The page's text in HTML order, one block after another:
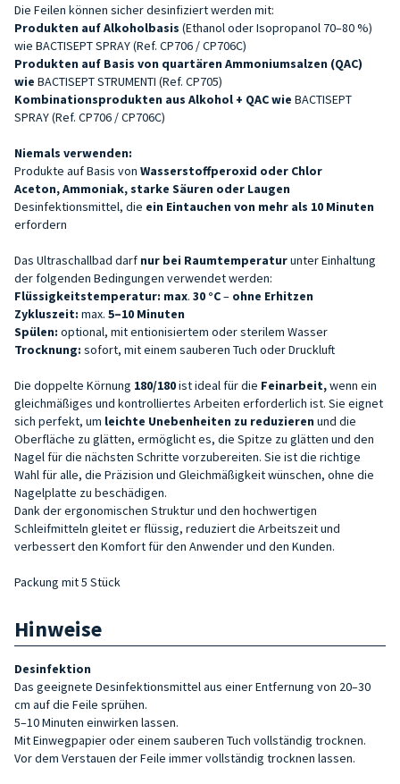
Die Feilen können sicher desinfiziert werden mit:
Produkten auf Alkoholbasis (Ethanol oder Isopropanol 70–80 %)
wie BACTISEPT SPRAY (Ref. CP706 / CP706C)
Produkten auf Basis von quartären Ammoniumsalzen (QAC)
wie BACTISEPT STRUMENTI (Ref. CP705)
Kombinationsprodukten aus Alkohol + QAC wie BACTISEPT
SPRAY (Ref. CP706 / CP706C)
Niemals verwenden:
Produkte auf Basis von Wasserstoffperoxid oder Chlor
Aceton, Ammoniak, starke Säuren oder Laugen
Desinfektionsmittel, die ein Eintauchen von mehr als 10 Minuten
erfordern
Das Ultraschallbad darf nur bei Raumtemperaturunter Einhaltung
der folgenden Bedingungen verwendet werden:
Flüssigkeitstemperatur: max. 30 °C– ohne Erhitzen
Zykluszeit: max. 5–10 Minuten
Spülen: optional, mit entionisiertem oder sterilem Wasser
Trocknung: sofort, mit einem sauberen Tuch oder Druckluft
Die doppelte Körnung 180/180ist ideal für die Feinarbeit,wenn ein
gleichmäßiges und kontrolliertes Arbeiten erforderlich ist. Sie eignet
sich perfekt, um leichte Unebenheiten zu reduzieren und die
Oberfläche zu glätten, ermöglicht es, die Spitze zu glätten und den
Nagel für die nächsten Schritte vorzubereiten. Sie ist die richtige
Wahl für alle, die Präzision und Gleichmäßigkeit wünschen, ohne die
Nagelplatte zu beschädigen.
Dank der ergonomischen Struktur und den hochwertigen
Schleifmitteln gleitet er flüssig, reduziert die Arbeitszeit und
verbessert den Komfort für den Anwender und den Kunden.
Packung mit 5 Stück
Hinweise
Desinfektion
Das geeignete Desinfektionsmittel aus einer Entfernung von 20–30
cm auf die Feile sprühen.
5–10 Minuten einwirken lassen.
Mit Einwegpapier oder einem sauberen Tuch vollständig trocknen.
Vor dem Verstauen der Feile immer vollständig trocknen lassen.